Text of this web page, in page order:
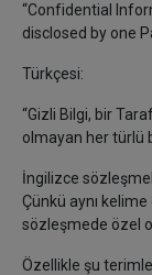
“Confidential
disclosed by one
Türkçesi:
“Gizli Bilgi, bir
olmayan her türlü
İngilizce
Çünkü aynı
sözleşmede özel
Özellikle şu